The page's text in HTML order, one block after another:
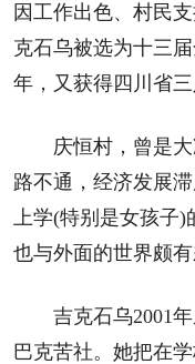
因工作出色、村民
克石乌被选为十三
年，又获得四川省三
庆恒村，曾是
路不通，经济发展
上学(特别是女孩子)
也与外面的世界颇有
吉克石乌2001
巴克苦社。她把在